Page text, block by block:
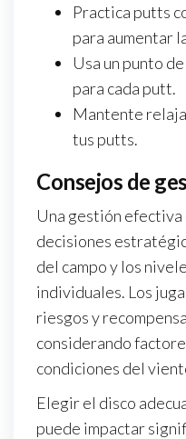
Practica putts
para aumentar
Usa un punto
para cada putt.
Mantente
tus putts.
Consejos de
Una gestión
decisiones
del campo y los
individuales. Los
riesgos y
considerando
condiciones del
Elegir el disco
puede impactar